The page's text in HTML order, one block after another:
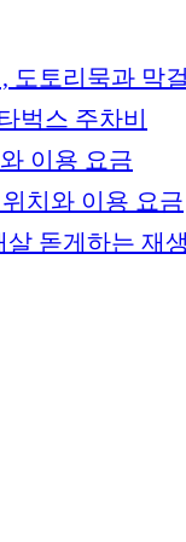
도토리묵과 막
벅스 주차비
이용 요금
치와 이용 요금
돋게하는 재